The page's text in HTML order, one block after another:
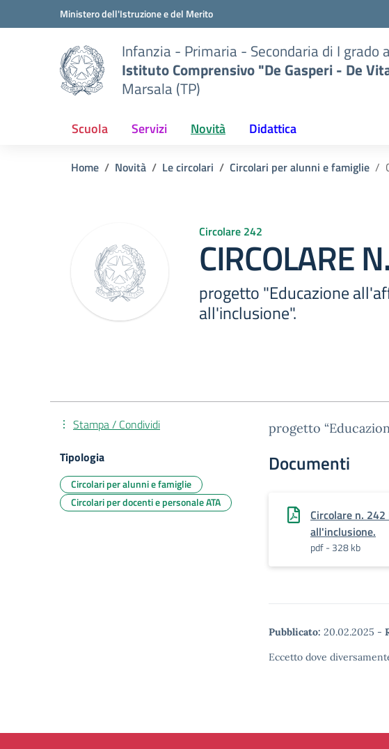
Vai ai contenuti
Vai al menu di navigazioneMinistero dell'Istruzione e del Merito
Infanzia - Primaria - Secondaria di I grado
Istituto Comprensivo "De Gasperi - De
Marsala (TP)
Scuola Servizi Novità Didattica
Home Novità Le circolari Circolari per alunni e famiglie
Circolare 242
CIRCOLARE
progetto "Educazione
all'inclusione".
progetto
Documenti
Circolare n.
all'inclusione.
pdf - 328 kb
Pubblicato: 20.02.2025 -
Eccetto dove
Stampa / Condividi
Tipologia
Circolari per alunni e famiglie
Circolari per docenti e personale ATA